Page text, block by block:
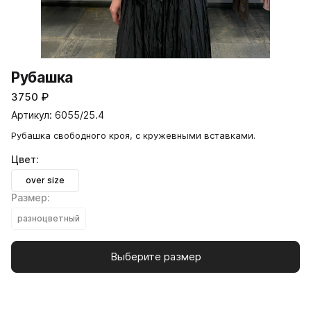
Рубашка
3750 ₽
Артикул: 6055/25.4
Рубашка свободного кроя, с кружевными вставками.
Цвет:
over size
Размер:
разноцветный
Выберите размер